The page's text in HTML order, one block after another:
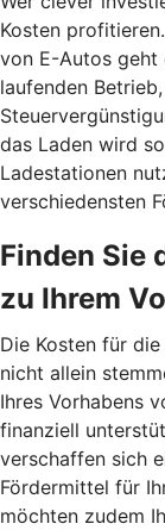
Kosten
von E-Autos geht
laufenden
das Laden wird
Ladestationen
verschiedensten
Finden Sie
zu Ihrem
Die Kosten für
nicht allein
Ihres Vorhabens
finanziell
verschaffen sich
Fördermittel für
möchten zudem